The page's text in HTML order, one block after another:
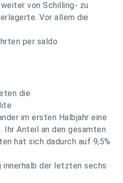
von Schilling- zu
Vor allem die
per saldo
die
im ersten Halbjahr eine
Anteil an den gesamten
hat sich dadurch auf 9,5%
innerhalb der letzten sechs